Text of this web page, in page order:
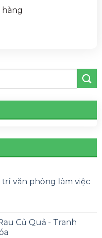
trí văn phòng làm việc
Củ Quả - Tranh